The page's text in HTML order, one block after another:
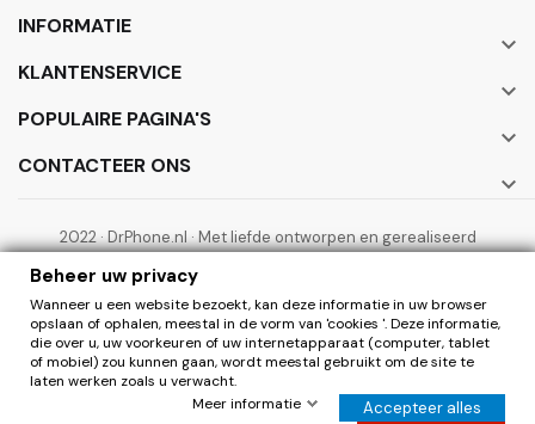
INFORMATIE

KLANTENSERVICE

POPULAIRE PAGINA'S

CONTACTEER ONS

2022 · DrPhone.nl · Met liefde ontworpen en gerealiseerd
0
Beheer uw privacy
Wanneer u een website bezoekt, kan deze informatie in uw browser
opslaan of ophalen, meestal in de vorm van 'cookies '. Deze informatie,
die over u, uw voorkeuren of uw internetapparaat (computer, tablet
of mobiel) zou kunnen gaan, wordt meestal gebruikt om de site te
laten werken zoals u verwacht.
Meer informatie
Accepteer alles